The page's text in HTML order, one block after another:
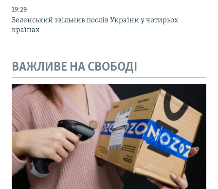
19:29
Зеленський звільнив послів України у чотирьох
країнах
ВАЖЛИВЕ НА СВОБОДІ